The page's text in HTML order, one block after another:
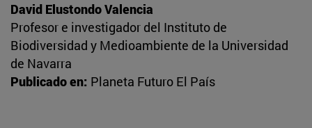
David Elustondo Valencia
Profesor e investigador del Instituto de
Biodiversidad y Medioambiente de la Universidad
de Navarra
Publicado en: Planeta Futuro El País